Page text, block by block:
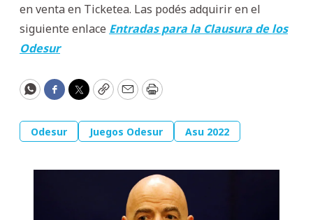
en venta en Ticketea. Las podés adquirir en el
siguiente enlace Entradas para la Clausura de los
Odesur
WhatsApp
Facebook
Twitter
CopyEmailPrint
Odesur Juegos Odesur Asu 2022